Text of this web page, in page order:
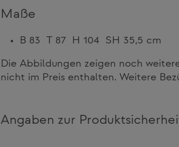
Maße
B 83 T 87 H 104 SH 35,5 cm
Die Abbildungen zeigen noch
nicht im Preis enthalten. Weitere
Angaben zur